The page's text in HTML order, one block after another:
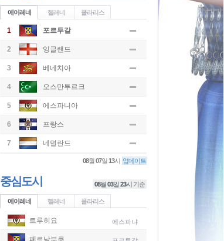
에이레네 헬레네 폴라리스
1 포르투갈
2 잉글랜드
3 베네치아
4 오스만투르크
5 에스파니아
6 프랑스
7 네덜란드
08월07일13시 업데이트
중심도시 08월 03일 23시 기준
에이레네 헬레네 폴라리스
트루히요 에스파냐